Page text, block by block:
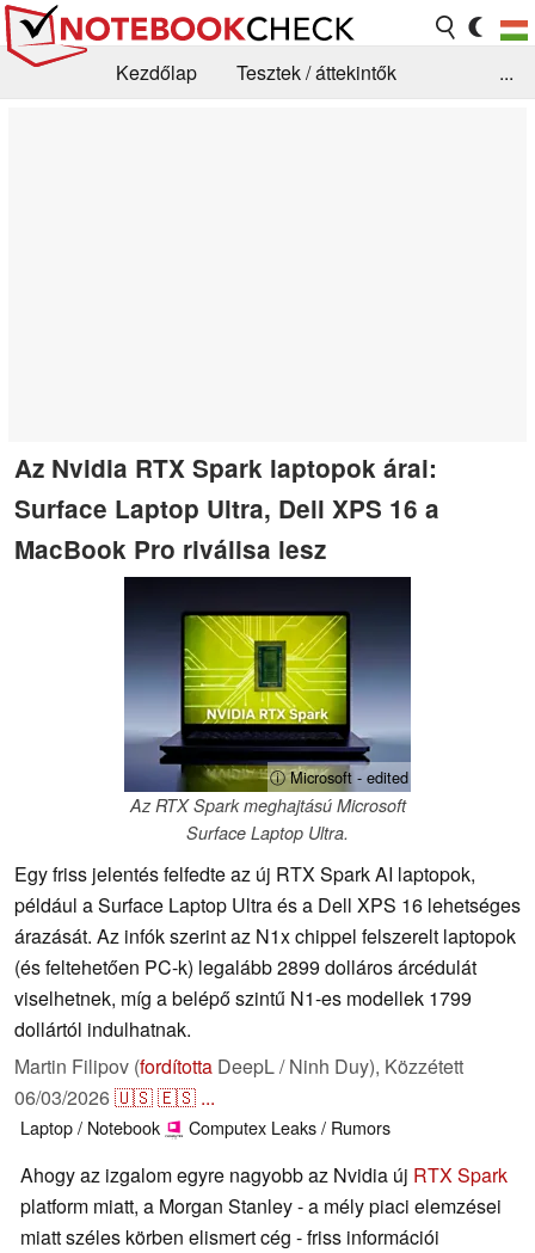
Kezdőlap
Tesztek / áttekintők
...
Az Nvidia RTX Spark laptopok árai:
Surface Laptop Ultra, Dell XPS 16 a
MacBook Pro riválisa lesz
ⓘ Microsoft - edited
Az RTX Spark meghajtású Microsoft
Surface Laptop Ultra.
Egy friss jelentés felfedte az új RTX Spark AI laptopok,
például a Surface Laptop Ultra és a Dell XPS 16 lehetséges
árazását. Az infók szerint az N1x chippel felszerelt laptopok
(és feltehetően PC-k) legalább 2899 dolláros árcédulát
viselhetnek, míg a belépő szintű N1-es modellek 1799
dollártól indulhatnak.
Martin Filipov (fordította DeepL / Ninh Duy), Közzétett
06/03/2026🇺🇸🇪🇸 ...
Laptop / Notebook Computex Leaks / Rumors
Ahogy az izgalom egyre nagyobb az Nvidia új RTX Spark
platform miatt, a Morgan Stanley - a mély piaci elemzései
miatt széles körben elismert cég - friss információi